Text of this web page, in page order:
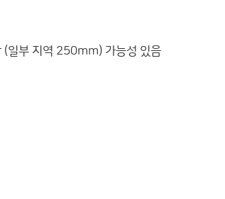
일부 지역 250mm) 가능성 있음